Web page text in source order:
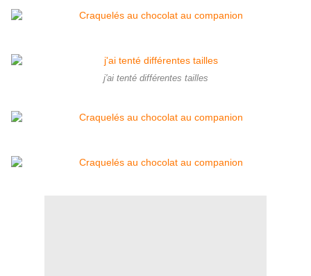
j'ai tenté différentes tailles